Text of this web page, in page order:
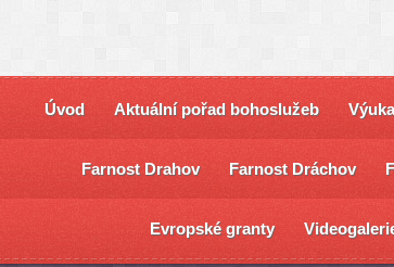
Úvod Aktuální pořad bohoslužeb
Farnost Drahov Farnost Dráchov
Evropské granty